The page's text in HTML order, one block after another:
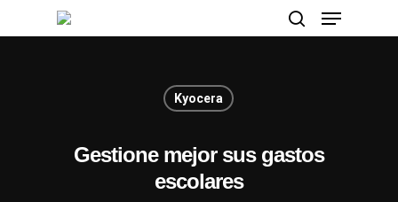
Presione enter para buscar o ESC para cerrar
Kyocera
Gestione mejor sus gastos
escolares